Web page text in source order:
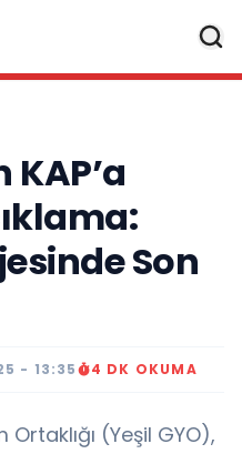
KAP’a
Son
- 13:35 4 DK OKUMA
Ortaklığı (Yeşil GYO),